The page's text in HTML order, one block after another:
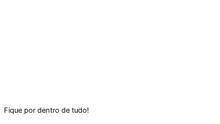
Fique por dentro de tudo!